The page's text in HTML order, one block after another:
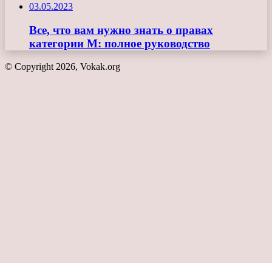
03.05.2023
Все, что вам нужно знать о правах
категории М: полное руководство
© Copyright 2026, Vokak.org